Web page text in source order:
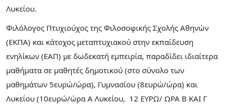
Λυκείου
Φιλόλογος Πτυχιούχος της Φιλοσοφικής Σχολής Αθηνών
(ΕΚΠΑ) και κάτοχος μεταπτυχιακού στην εκπαίδευση
ενηλίκων (ΕΑΠ) με δωδεκατή εμπειρία, παραδίδει ιδιαίτερα
μαθήματα σε μαθητές δημοτικού (στο σύνολο των
μαθημάτων 5ευρώ/ώρα), Γυμνασίου (8ευρώ/ώρα) και
Λυκείου (10ευρώ/ώρα Α Λυκείου, 12 ΕΥΡΩ/ ΩΡΑ Β ΚΑΙ Γ